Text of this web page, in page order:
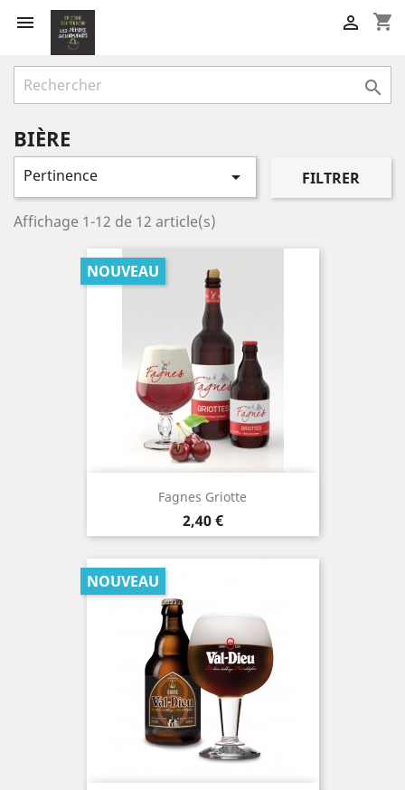
 shopping_cart


BIÈRE
Pertinence  FILTRER
Affichage 1-12 de 12 article(s)
Fagnes Griotte
Prix
2,40 €
NOUVEAU
NOUVEAU